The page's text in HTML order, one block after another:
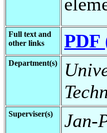
Full text and
other links
PDF
Department(s)
Superviser(s) Jan-